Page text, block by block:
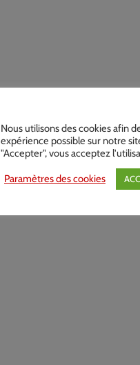
Nous utilisons des cookies afin
expérience possible sur notre
"Accepter", vous acceptez
Paramètres des cookies